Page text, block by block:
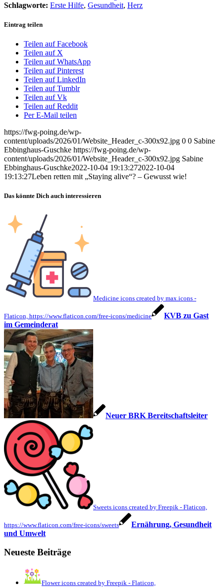
Schlagworte: Erste Hilfe, Gesundheit, Herz
Eintrag teilen
Teilen auf Facebook
Teilen auf X
Teilen auf WhatsApp
Teilen auf Pinterest
Teilen auf LinkedIn
Teilen auf Tumblr
Teilen auf Vk
Teilen auf Reddit
Per E-Mail teilen
https://fwg-poing.de/wp-
content/uploads/2026/01/Website_Header_c-300x92.jpg 0 0 Sabine
Ebbinghaus-Guschke https://fwg-poing.de/wp-
content/uploads/2026/01/Website_Header_c-300x92.jpg Sabine
Ebbinghaus-Guschke2022-10-04 19:13:272022-10-04
19:13:27Leben retten mit „Staying alive“? – Gewusst wie!
Das könnte Dich auch interessieren
Medicine icons created by max.icons -
Flaticon, https://www.flaticon.com/free-icons/medicine
KVB zu Gast
im Gemeinderat
Neuer BRK Bereitschaftsleiter
Sweets icons created by Freepik - Flaticon,
https://www.flaticon.com/free-icons/sweets
Ernährung, Gesundheit
und Umwelt
Neueste Beiträge
Flower icons created by Freepik - Flaticon,